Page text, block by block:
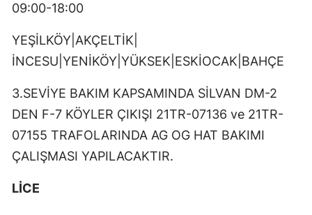
09:00-18:00
YEŞİLKÖY|AKÇELTİK|
İNCESU|YENİKÖY|YÜKSEK|ESKİOCAK|BAHÇE
3.SEVİYE BAKIM KAPSAMINDA SİLVAN DM-2
DEN F-7 KÖYLER ÇIKIŞI 21TR-07136 ve 21TR-
07155 TRAFOLARINDA AG OG HAT BAKIMI
ÇALIŞMASI YAPILACAKTIR.
LİCE